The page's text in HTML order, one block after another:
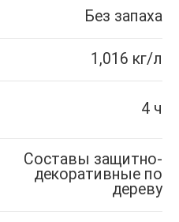
Без запаха
1,016 кг/л
4 ч
Составы защитно-
декоративные по
дереву